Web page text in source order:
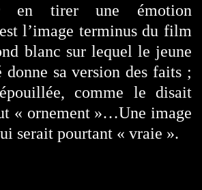
en tirer une émotion
l’image terminus du film
blanc sur lequel le jeune
donne sa version des faits ;
comme le disait
« ornement »…Une image
serait pourtant « vraie ».